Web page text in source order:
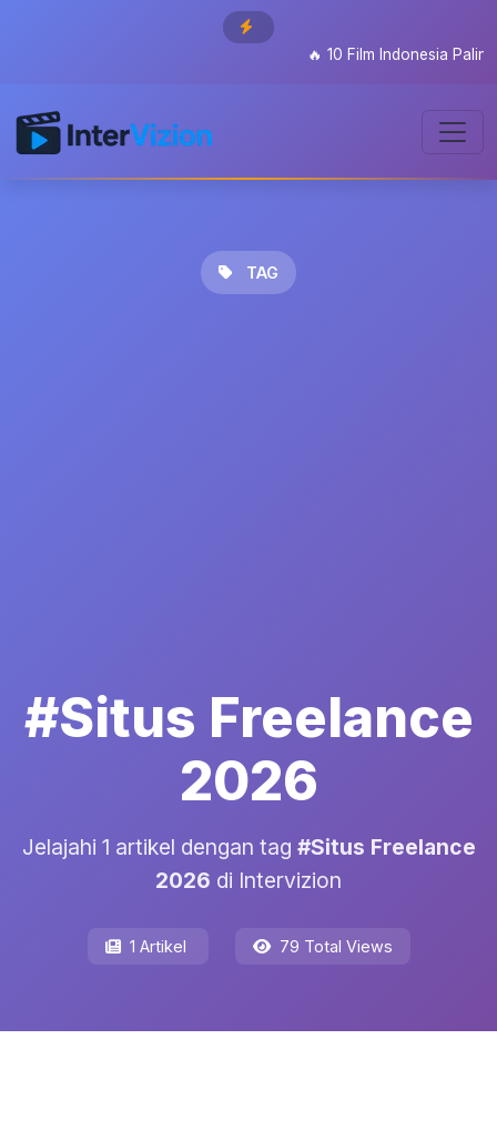
10 Film Indonesia Paling
TAG
#Situs Freelance
2026
Jelajahi 1 artikel dengan tag #Situs Freelance
2026 di Intervizion
1 Artikel 79 Total Views